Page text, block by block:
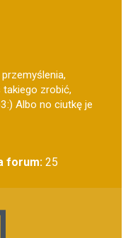
zrobić,
Albo no ciutkę je
forum:25